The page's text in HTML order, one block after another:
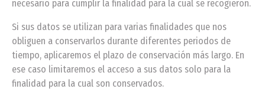
necesario para cumplir la finalidad para la cual se recogieron.
Si sus datos se utilizan para varias finalidades que nos
obliguen a conservarlos durante diferentes periodos de
tiempo, aplicaremos el plazo de conservación más largo. En
ese caso limitaremos el acceso a sus datos solo para la
finalidad para la cual son conservados.